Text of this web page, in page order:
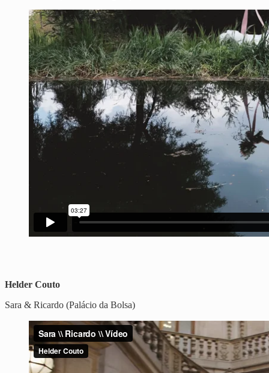
Helder Couto
Sara & Ricardo (Palácio da Bolsa)